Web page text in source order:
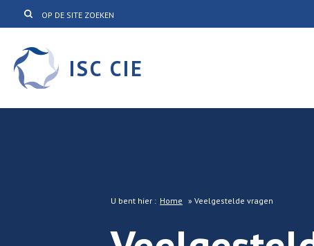
ISC CIE
U bent hier : Home » Veelgestelde vragen